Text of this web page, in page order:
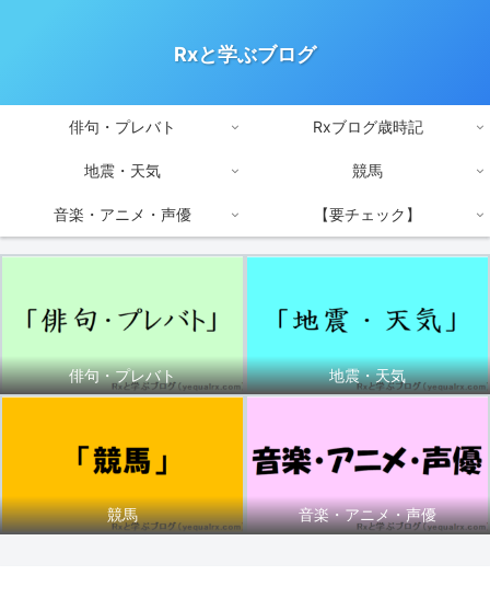
Rxと学ぶブログ
俳句・プレバト Rxブログ歳時記
地震・天気 競馬
音楽・アニメ・声優 【要チェック】
俳句・プレバト 地震・天気
競馬 音楽・アニメ・声優